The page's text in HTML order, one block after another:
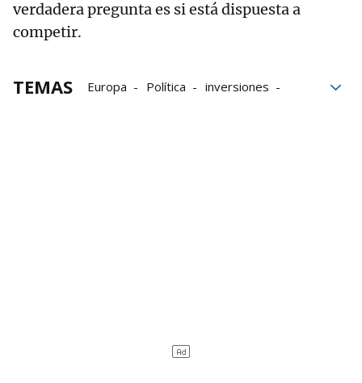
verdadera pregunta es si está dispuesta a
competir.
TEMAS Europa Política
inversiones